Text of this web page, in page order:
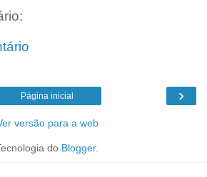
›
Página inicial
versão para a web
do Blogger.